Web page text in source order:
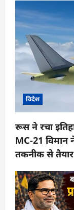
विदेश
रूस ने रचा
MC-21 विमान
तकनीक से तैयार